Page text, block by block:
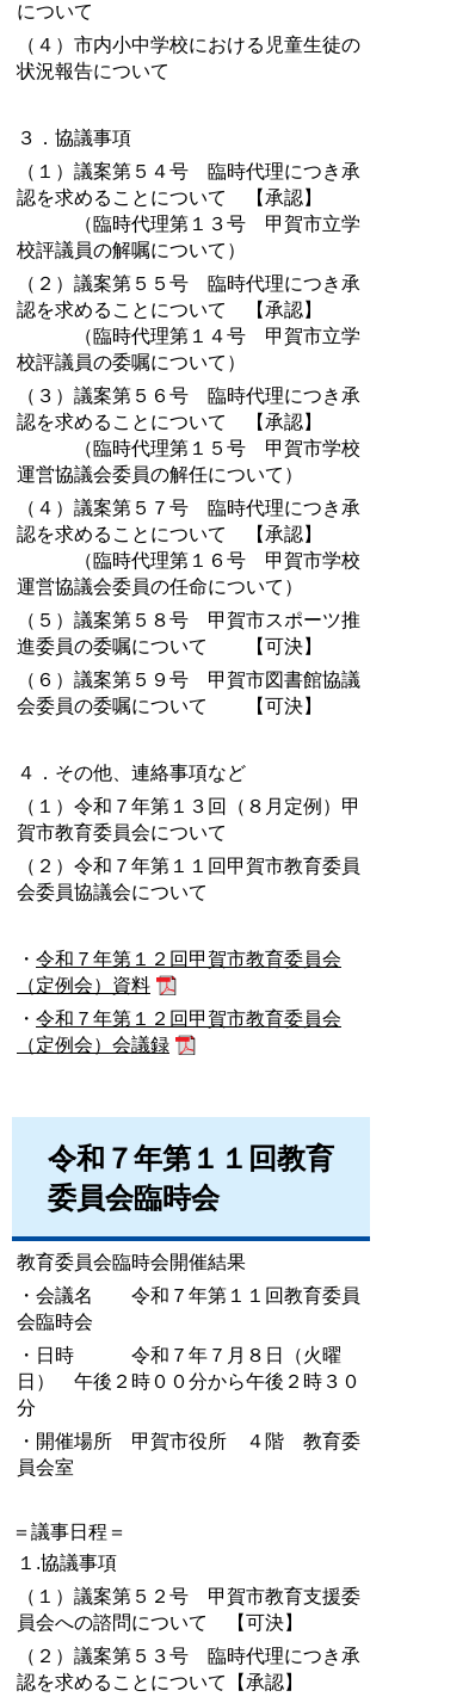
について
（４）市内小中学校における児童生徒の
状況報告について
３．協議事項
（１）議案第５４号 臨時代理につき承
認を求めることについて 【承認】
（臨時代理第１３号 甲賀市立学
校評議員の解嘱について）
（２）議案第５５号 臨時代理につき承
認を求めることについて 【承認】
（臨時代理第１４号 甲賀市立学
校評議員の委嘱について）
（３）議案第５６号 臨時代理につき承
認を求めることについて 【承認】
（臨時代理第１５号 甲賀市学校
運営協議会委員の解任について）
（４）議案第５７号 臨時代理につき承
認を求めることについて 【承認】
（臨時代理第１６号 甲賀市学校
運営協議会委員の任命について）
（５）議案第５８号 甲賀市スポーツ推
進委員の委嘱について 【可決】
（６）議案第５９号 甲賀市図書館協議
会委員の委嘱について 【可決】
４．その他、連絡事項など
（１）令和７年第１３回（８月定例）甲
賀市教育委員会について
（２）令和７年第１１回甲賀市教育委員
会委員協議会について
・ 令和７年第１２回甲賀市教育委員会
（定例会）資料
・ 令和７年第１２回甲賀市教育委員会
（定例会）会議録
令和７年第１１回教育
委員会臨時会
教育委員会臨時会開催結果
・会議名 令和７年第１１回教育委員
会臨時会
・日時 令和７年７月８日（火曜
日） 午後２時００分から午後２時３０
分
・開催場所 甲賀市役所 ４階 教育委
員会室
＝議事日程＝
１.協議事項
（１）議案第５２号 甲賀市教育支援委
員会への諮問について 【可決】
（２）議案第５３号 臨時代理につき承
認を求めることについて【承認】